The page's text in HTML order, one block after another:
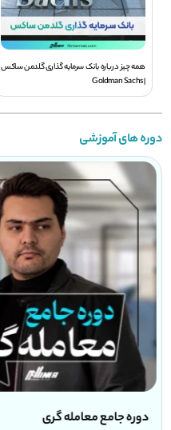
همه چیز درباره بانک سرمایه گذاری گلدمن ساکس
| Goldman Sachs
دوره های آموزشی
دوره جامع معامله گری